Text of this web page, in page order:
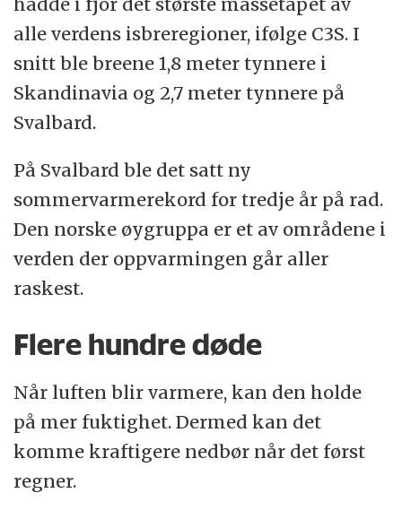
alle verdens isbreregioner, ifølge C3S. I
snitt ble breene 1,8 meter tynnere i
Skandinavia og 2,7 meter tynnere på
Svalbard.
På Svalbard ble det satt ny
sommervarmerekord for tredje år på rad.
Den norske øygruppa er et av områdene i
verden der oppvarmingen går aller
raskest.
Flere hundre døde
Når luften blir varmere, kan den holde
på mer fuktighet. Dermed kan det
komme kraftigere nedbør når det først
regner.